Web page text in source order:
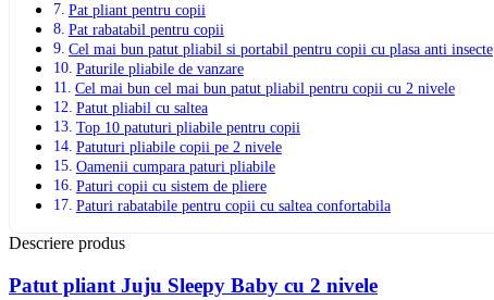
Pat pliant pentru copii
Pat rabatabil pentru copii
Cel mai bun patut pliabil si portabil pentru copii cu plasa anti insecte
Paturile pliabile de vanzare
Cel mai bun cel mai bun patut pliabil pentru copii cu 2 nivele
Patut pliabil cu saltea
Top 10 patuturi pliabile pentru copii
Patuturi pliabile copii pe 2 nivele
Oamenii cumpara paturi pliabile
Paturi copii cu sistem de pliere
Paturi rabatabile pentru copii cu saltea confortabila
Descriere produs
Patut pliant Juju Sleepy Baby cu 2 nivele